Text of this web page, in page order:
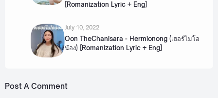
[Romanization Lyric + Eng]
July 10, 2022
Oon TheChanisara - Hermionong (เฮอร์ไมโอ
น้อง) [Romanization Lyric + Eng]
Post A Comment